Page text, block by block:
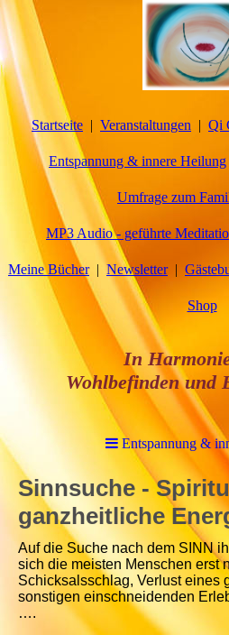
Startseite Veranstaltungen Qi
Entspannung & innere Heilung
Umfrage zum
MP3 Audio - geführte
Meine Bücher Newsletter
Shop
In Harmonie
Wohlbefinden und
Entspannung &
Sinnsuche -
ganzheitliche
Auf die Suche nach dem SINN
sich die meisten Menschen erst
Schicksalsschlag, Verlust eines
sonstigen einschneidenden
….